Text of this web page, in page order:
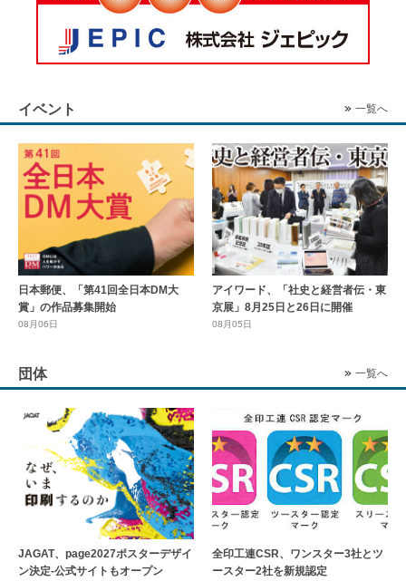
イベント 一覧へ
日本郵便、「第41回全日本DM大
賞」の作品募集開始
08月06日
アイワード、「社史と経営者伝・東
京展」8月25日と26日に開催
08月05日
団体 一覧へ
JAGAT、page2027ポスターデザイ
ン決定-公式サイトもオープン
全印工連CSR、ワンスター3社とツ
ースター2社を新規認定